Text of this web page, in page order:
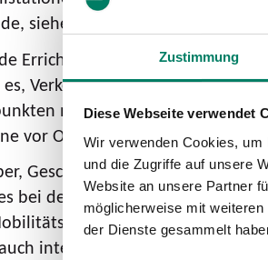
Zustimmung
Diese Webseite verwendet
Wir verwenden Cookies,
und die Zugriffe auf unsere
Website an unsere Partner
möglicherweise mit
der Dienste gesammelt
siehe:
Errichtung von
Verkehrsmittel des
miteinander zu
vor Ort erarbeitet und
Geschäftsführer go.Rheinland
bei den Mobilitätsplanungen
da sie
international Anerkennung